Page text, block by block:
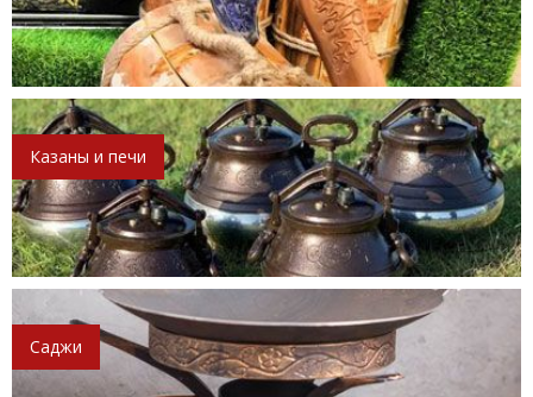
Казаны и печи
Саджи